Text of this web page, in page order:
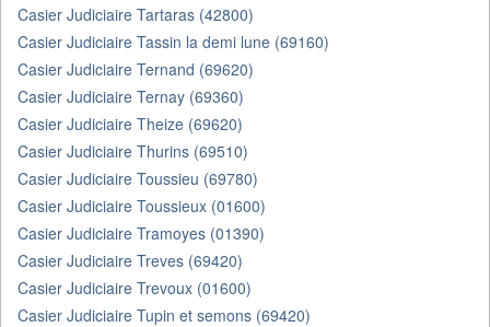
Casier Judiciaire Tartaras (42800)
Casier Judiciaire Tassin la demi lune (69160)
Casier Judiciaire Ternand (69620)
Casier Judiciaire Ternay (69360)
Casier Judiciaire Theize (69620)
Casier Judiciaire Thurins (69510)
Casier Judiciaire Toussieu (69780)
Casier Judiciaire Toussieux (01600)
Casier Judiciaire Tramoyes (01390)
Casier Judiciaire Treves (69420)
Casier Judiciaire Trevoux (01600)
Casier Judiciaire Tupin et semons (69420)